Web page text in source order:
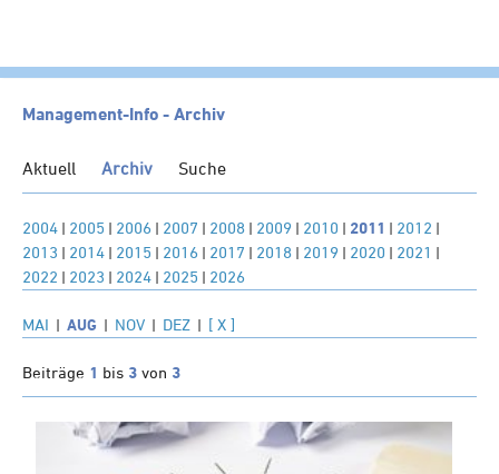
LEISTUNGEN
SERVICE
Management-Info
Vermieter-Info
Management-Info - Archiv
Aktuell Archiv Suche
2004 | 2005 | 2006 | 2007 | 2008 | 2009 | 2010 | 2011 | 2012 |
2013 | 2014 | 2015 | 2016 | 2017 | 2018 | 2019 | 2020 | 2021 |
2022 | 2023 | 2024 | 2025 | 2026
MAI | AUG | NOV | DEZ | [ X ]
Beiträge 1 bis 3 von 3